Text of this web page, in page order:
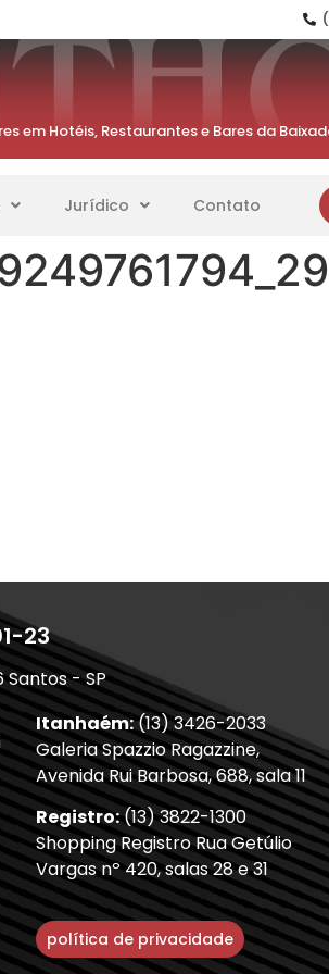
em Hotéis, Restaurantes e Bares da
Jurídico Contato
23
Santos - SP
Itanhaém:(13) 3426-2033
Galeria Spazzio Ragazzine,
Avenida Rui Barbosa, 688, sala 11
Registro:(13) 3822-1300
Shopping Registro Rua Getúlio
Vargas nº 420, salas 28 e 31
política de privacidade